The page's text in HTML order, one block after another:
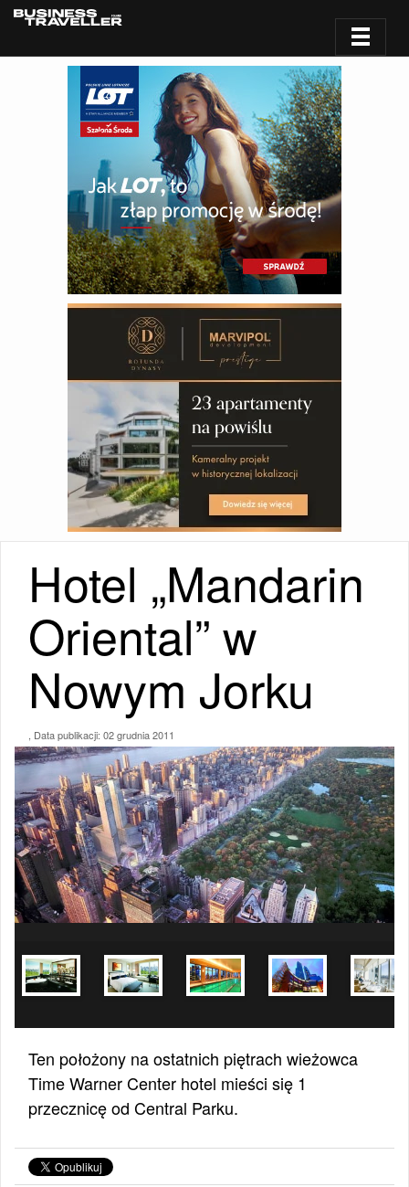
Hotel „Mandarin
Oriental” w
Nowym Jorku
, Data publikacji: 02 grudnia 2011
Ten położony na ostatnich piętrach wieżowca
Time Warner Center hotel mieści się 1
przecznicę od Central Parku.